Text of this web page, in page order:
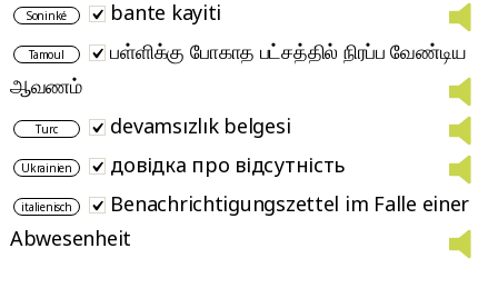
Soninké bante kayiti
Tamoul
பள்ளிக்கு போகாத பட்சத்தில் நிரப்ப வேண்டிய
ஆவணம்
Turc devamsızlık belgesi
Ukrainien довідка про відсутність
italienisch
Benachrichtigungszettel im Falle einer
Abwesenheit